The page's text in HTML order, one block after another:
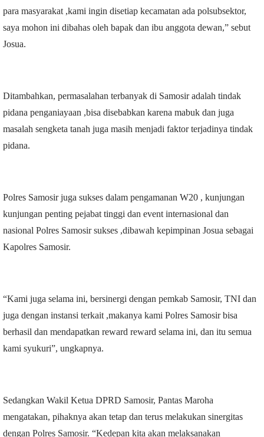
para masyarakat ,kami ingin disetiap kecamatan ada polsubsektor,
saya mohon ini dibahas oleh bapak dan ibu anggota dewan,” sebut
Josua.
Ditambahkan, permasalahan terbanyak di Samosir adalah tindak
pidana penganiayaan ,bisa disebabkan karena mabuk dan juga
masalah sengketa tanah juga masih menjadi faktor terjadinya tindak
pidana.
Polres Samosir juga sukses dalam pengamanan W20 , kunjungan
kunjungan penting pejabat tinggi dan event internasional dan
nasional Polres Samosir sukses ,dibawah kepimpinan Josua sebagai
Kapolres Samosir.
“Kami juga selama ini, bersinergi dengan pemkab Samosir, TNI dan
juga dengan instansi terkait ,makanya kami Polres Samosir bisa
berhasil dan mendapatkan reward reward selama ini, dan itu semua
kami syukuri”, ungkapnya.
Sedangkan Wakil Ketua DPRD Samosir, Pantas Maroha
mengatakan, pihaknya akan tetap dan terus melakukan sinergitas
dengan Polres Samosir. “Kedepan kita akan melaksanakan